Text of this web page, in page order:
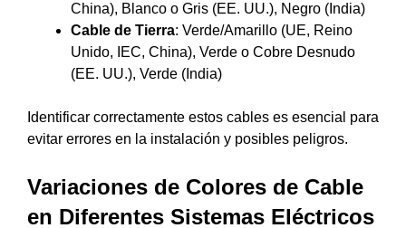
China), Blanco o Gris (EE. UU.), Negro (India)
Cable de Tierra: Verde/Amarillo (UE, Reino
Unido, IEC, China), Verde o Cobre Desnudo
(EE. UU.), Verde (India)
Identificar correctamente estos cables es esencial para
evitar errores en la instalación y posibles peligros.
Variaciones de Colores de Cable
en Diferentes Sistemas Eléctricos